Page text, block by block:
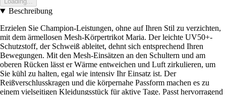
Beschreibung
Erzielen Sie Champion-Leistungen, ohne auf Ihren Stil zu verzichten,
mit dem ärmellosen Mesh-Körpertrikot Maria. Der leichte UV50+-
Schutzstoff, der Schweiß ableitet, dehnt sich entsprechend Ihren
Bewegungen. Mit den Mesh-Einsätzen an den Schultern und am
oberen Rücken lässt er Wärme entweichen und Luft zirkulieren, um
Sie kühl zu halten, egal wie intensiv Ihr Einsatz ist. Der
Reißverschlusskragen und die körpernahe Passform machen es zu
einem vielseitigen Kleidungsstück für aktive Tage. Passt hervorragend